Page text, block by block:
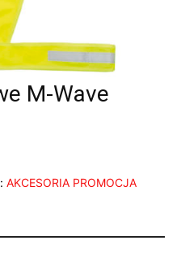
M-Wave
AKCESORIA PROMOCJA